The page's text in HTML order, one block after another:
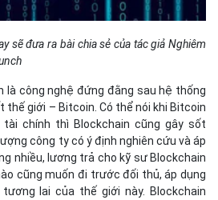
lai của thế giới này. Blockchain
cuộc sống 1 cách sâu sắc, không chỉ
thế giới thực, từ tài chính cho tới nông
tôi lại có suy nghĩ khác. Có phải người
ích của Blockchain mà bỏ qua những
của nó? Ít có bài phân tích viết về
và do đó, tôi muốn viết bài này mong
tất cả mọi người.
là "Tôi có thể sử dụng Blockchain vào